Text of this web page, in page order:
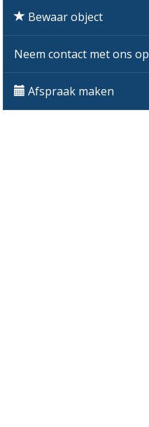
Bewaar object
Neem contact met ons op
Afspraak maken